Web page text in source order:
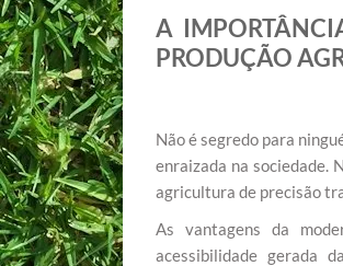
A
PRODUÇÃO
Não é segredo para
enraizada na sociedade.
agricultura de precisão
As vantagens da
acessibilidade gerada